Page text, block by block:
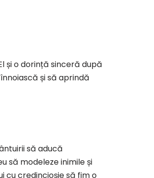
și o dorință sinceră după
și să aprindă
să aducă
să modeleze inimile și
cu credincioșie să fim o